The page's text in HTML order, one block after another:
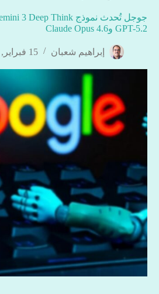
GPT-5.2 وClaude Opus 4.6
إبراهيم شعبان 15 فبراير, 2026